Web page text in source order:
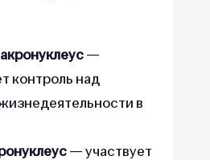
—
контроль над
в
— участвует